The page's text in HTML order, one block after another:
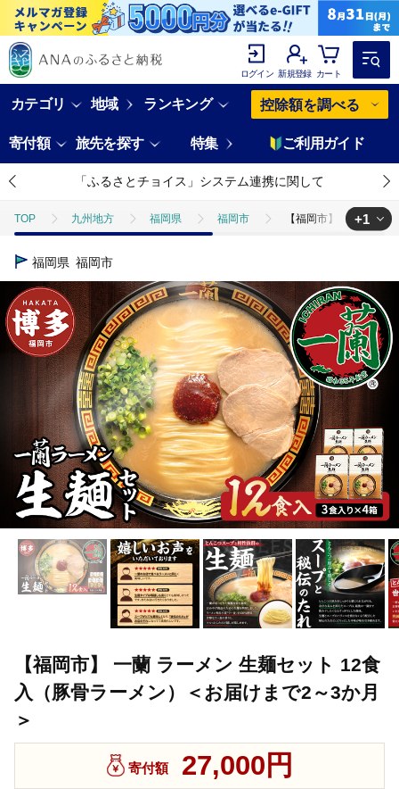
ログイン 新規登録 カート
カテゴリ 地域 ランキング 控除額を調べる
寄付額 旅先を探す 特集 ご利用ガイド
「ふるさとチョイス」システム連携に関して
TOP 九州地方 福岡県 福岡市 【福岡市】 一蘭 ラー
TOP
+1
福岡県 福岡市
【福岡市】 一蘭 ラーメン 生麺セット 12食
入（豚骨ラーメン）＜お届けまで2～3か月
＞
寄付額 27,000円